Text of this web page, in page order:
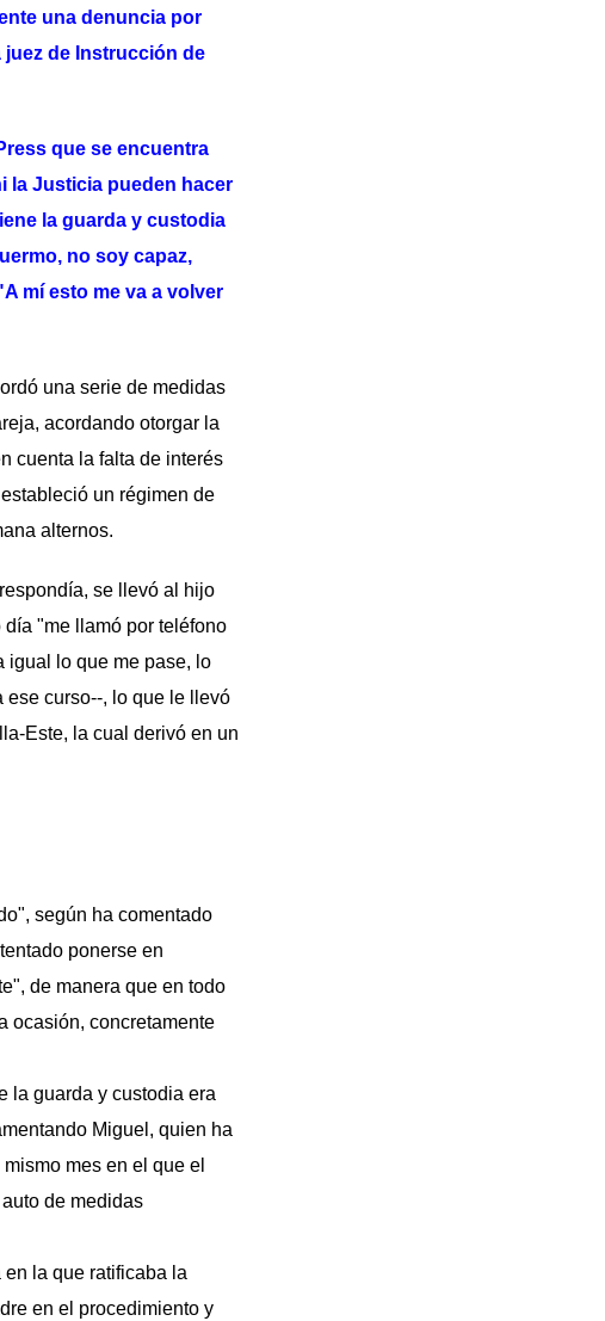
una denuncia por
de Instrucción de
que se encuentra
la Justicia pueden hacer
la guarda y custodia
no soy capaz,
mí esto me va a volver
una serie de medidas
acordando otorgar la
cuenta la falta de interés
un régimen de
alternos.
se llevó al hijo
"me llamó por teléfono
igual lo que me pase, lo
curso--, lo que le llevó
Este, la cual derivó en un
según ha comentado
ponerse en
de manera que en todo
ocasión, concretamente
la guarda y custodia era
Miguel, quien ha
mes en el que el
de medidas
la que ratificaba la
en el procedimiento y